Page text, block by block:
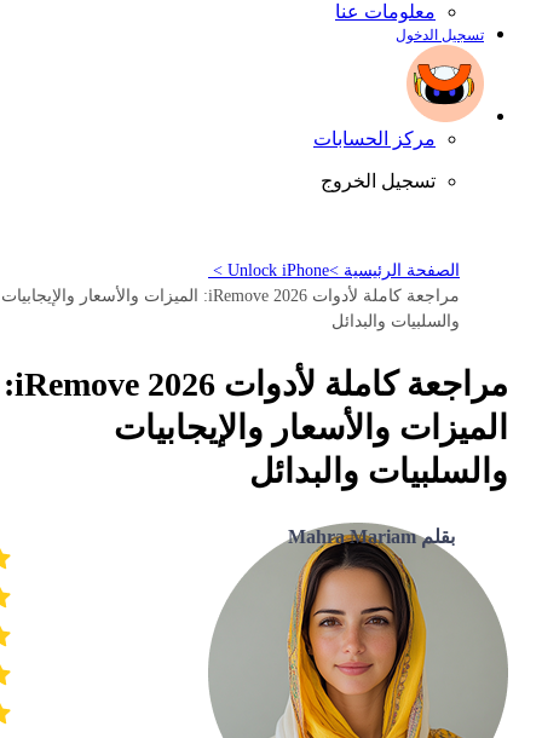
معلومات عنا
تسجيل الدخول
مركز الحسابات
تسجيل الخروج
الصفحة الرئيسية >Unlock iPhone >
مراجعة كاملة لأدوات 2026 iRemove: الميزات والأسعار والإيجابيات
والسلبيات والبدائل
مراجعة كاملة لأدوات 2026 iRemove:
الميزات والأسعار والإيجابيات
والسلبيات والبدائل
بقلم Mahra Mariam